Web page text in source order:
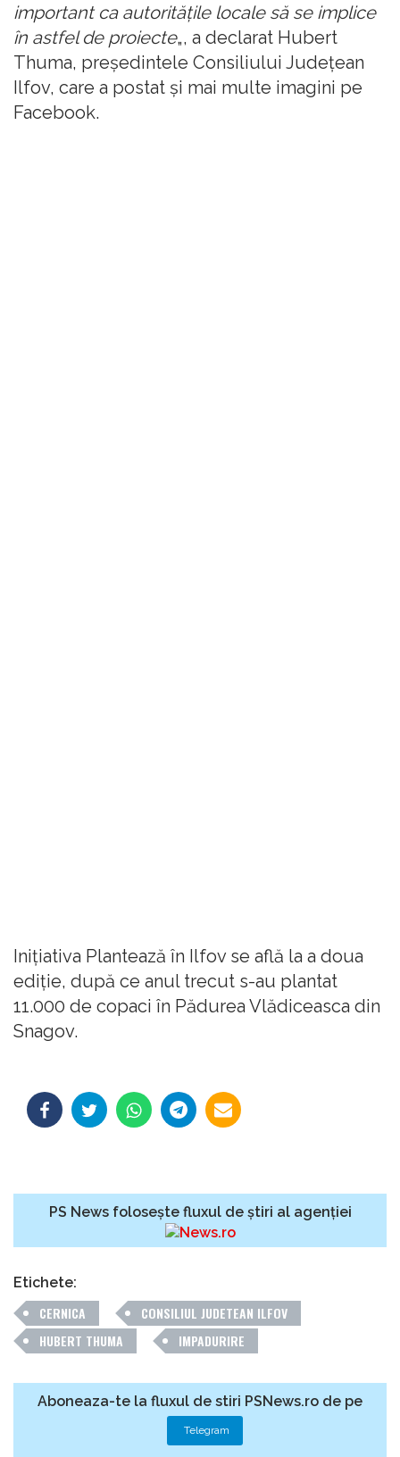
important ca autorităţile locale să se implice
în astfel de proiecte„, a declarat Hubert
Thuma, preşedintele Consiliului Judeţean
Ilfov, care a postat şi mai multe imagini pe
Facebook.
Iniţiativa Plantează în Ilfov se află la a doua
ediţie, după ce anul trecut s-au plantat
11.000 de copaci în Pădurea Vlădiceasca din
Snagov.
PS News folosește fluxul de știri al agenției
Etichete:
CERNICA
CONSILIUL JUDETEAN ILFOV
HUBERT THUMA
IMPADURIRE
Aboneaza-te la fluxul de stiri PSNews.ro de pe
Telegram